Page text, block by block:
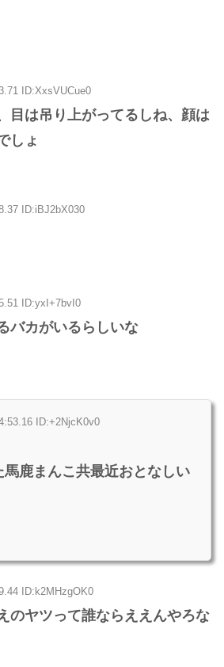
ID:XxsVUCue0
目は吊り上がってるしね、顔は
しょ
ID:iBJ2bX030
ID:yxI+7bvI0
バカがいるらしいな
ID:+2NjcK0v0
馬鹿まんこ共最近おとなしい
ID:k2MHzgOK0
のヤツって誰ならええんやろな